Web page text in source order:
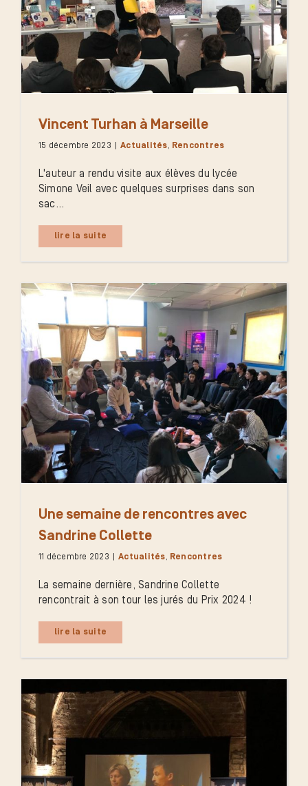
Vincent Turhan à Marseille
15 décembre 2023 Actualités, Rencontres
L'auteur a rendu visite aux élèves du lycée
Simone Veil avec quelques surprises dans son
sac...
lire la suite
Une semaine de rencontres avec
Sandrine Collette
11 décembre 2023 Actualités, Rencontres
La semaine dernière, Sandrine Collette
rencontrait à son tour les jurés du Prix 2024 !
lire la suite